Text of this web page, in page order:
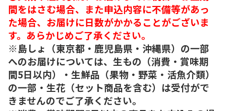
間をはさむ場合、また申込内容に不備等があっ
た場合、お届けに日数がかかることがございま
す。あらかじめご了承ください。
※島しょ（東京都・鹿児島県・沖縄県）の一部
へのお届けについては、生もの（消費・賞味期
間5日以内）・生鮮品（果物・野菜・活魚介類）
の一部・生花（セット商品を含む）は受付がで
きませんのでご了承ください。